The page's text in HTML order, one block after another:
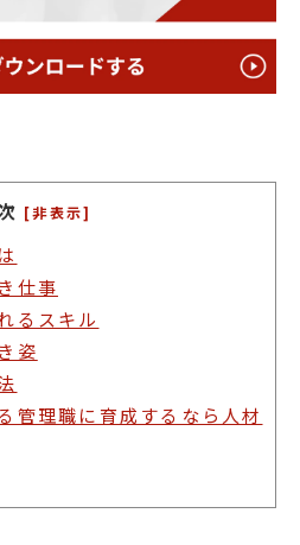
[非表示]
仕事
るスキル
姿
管理職に育成するなら人材